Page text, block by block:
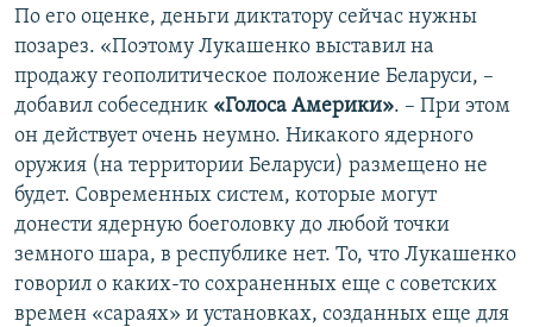
По его оценке, деньги диктатору сейчас нужны
позарез. «Поэтому Лукашенко выставил на
продажу геополитическое положение Беларуси, –
добавил собеседник «Голоса Америки». – При этом
он действует очень неумно. Никакого ядерного
оружия (на территории Беларуси) размещено не
будет. Современных систем, которые могут
донести ядерную боеголовку до любой точки
земного шара, в республике нет. То, что Лукашенко
говорил о каких-то сохраненных еще с советских
времен «сараях» и установках, созданных еще для